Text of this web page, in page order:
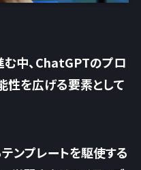
中、ChatGPTのプロ
性を広げる要素として
ンプレートを駆使する